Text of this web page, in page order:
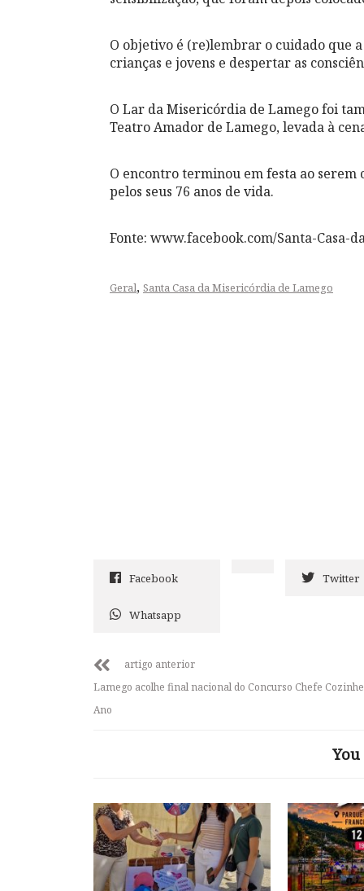
O objetivo é (re)lembrar o cuidado que
crianças e jovens e despertar as
O Lar da Misericórdia de Lamego foi
Teatro Amador de Lamego, levada à
O encontro terminou em festa ao serem
pelos seus 76 anos de vida.
Fonte: www.facebook.com/Santa-Casa-
Geral, Santa Casa da Misericórdia de Lamego
Facebook Twitter
Whatsapp
artigo anterior
Lamego acolhe final nacional do Concurso Chefe
Ano